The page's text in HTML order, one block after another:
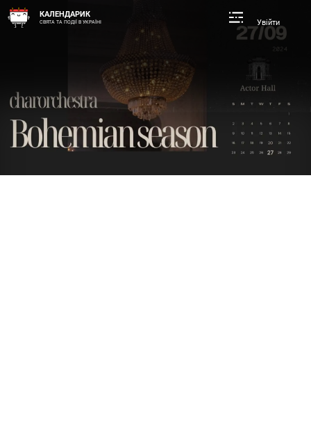
КАЛЕНДАРИК
СВЯТА ТА ПОДІЇ В УКРАЇНІ Увійти